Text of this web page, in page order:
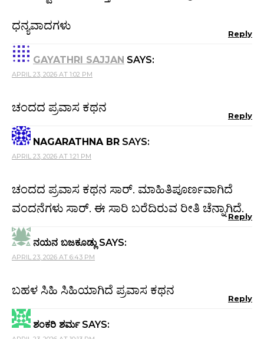
ಧನ್ಯವಾದಗಳು
Reply
GAYATHRI SAJJAN SAYS:
APRIL 23, 2026 AT 1:02 PM
ಚಂದದ ಪ್ರವಾಸ ಕಥನ
Reply
NAGARATHNA BR SAYS:
APRIL 23, 2026 AT 1:21 PM
ಚಂದದ ಪ್ರವಾಸ ಕಥನ ಸಾರ್. ಮಾಹಿತಿಪೂರ್ಣವಾಗಿದೆ
ವಂದನೆಗಳು ಸಾರ್. ಈ ಸಾರಿ ಬರೆದಿರುವ ರೀತಿ ಚೆನ್ನಾಗಿದೆ.
Reply
ನಯನ ಬಜಕೂಡ್ಲು SAYS:
APRIL 23, 2026 AT 6:43 PM
ಬಹಳ ಸಿಹಿ ಸಿಹಿಯಾಗಿದೆ ಪ್ರವಾಸ ಕಥನ
Reply
ಶಂಕರಿ ಶರ್ಮ SAYS: